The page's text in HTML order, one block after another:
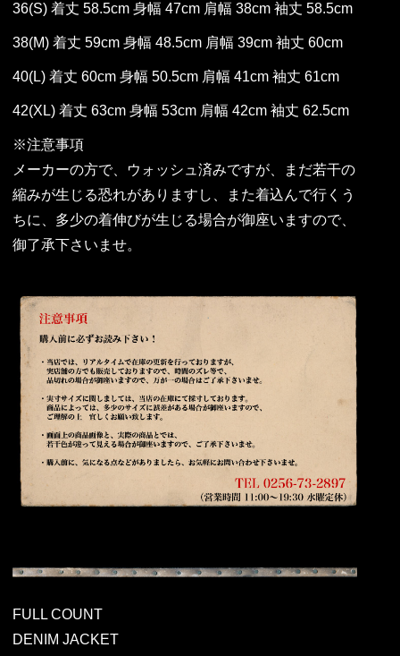
36(S) 着丈 58.5cm 身幅 47cm 肩幅 38cm 袖丈 58.5cm
38(M) 着丈 59cm 身幅 48.5cm 肩幅 39cm 袖丈 60cm
40(L) 着丈 60cm 身幅 50.5cm 肩幅 41cm 袖丈 61cm
42(XL) 着丈 63cm 身幅 53cm 肩幅 42cm 袖丈 62.5cm
※注意事項
メーカーの方で、ウォッシュ済みですが、まだ若干の
縮みが生じる恐れがありますし、また着込んで行くう
ちに、多少の着伸びが生じる場合が御座いますので、
御了承下さいませ。
FULL COUNT
DENIM JACKET